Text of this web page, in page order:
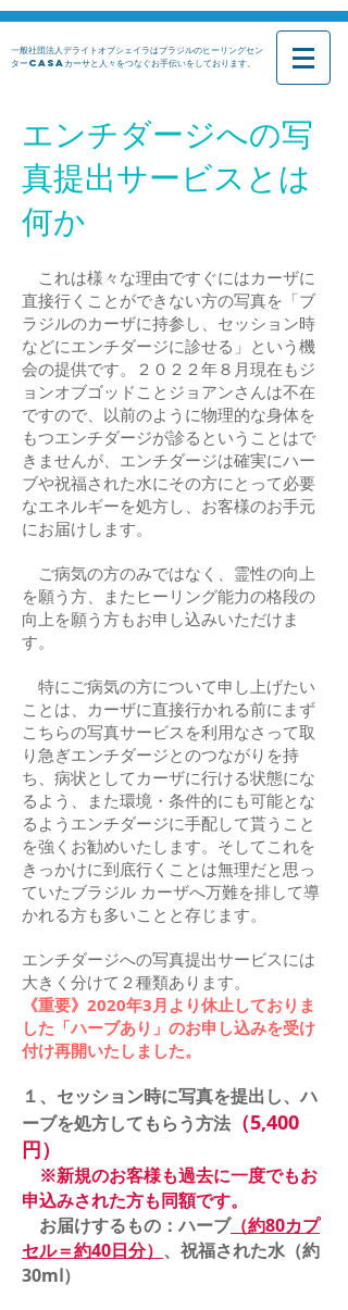
一般社団法人デライトオブシェイラはブラジルのヒーリングセン
ターCASAカーサと人々をつなぐお手伝いをしております。​
エンチダージへの写
真提出サービスとは
何か
これは様々な理由ですぐにはカーザに
直接行くことができない方の写真を「ブ
ラジルのカーザに持参し、セッション時
などにエンチダージに診せる」という機
会の提供です。２０２２年８月現在もジ
ョンオブゴッドことジョアンさんは不在
ですので、以前のように物理的な身体を
もつエンチダージが診るということはで
きませんが、エンチダージは確実にハー
ブや祝福された水にその方にとって必要
なエネルギーを処方し、お客様のお手元
にお届けします。
ご病気の方のみではなく、霊性の向上
を願う方、またヒーリング能力の格段の
向上を願う方もお申し込みいただけま
す。
特にご病気の方について申し上げたい
ことは、カーザに直接行かれる前にまず
こちらの写真サービスを利用なさって取
り急ぎエンチダージとのつながりを持
ち、病状としてカーザに行ける状態にな
るよう、また環境・条件的にも可能とな
るようエンチダージに手配して貰うこと
を強くお勧めいたします。そしてこれを
きっかけに到底行くことは無理だと思っ
ていたブラジル カーザへ万難を排して導
かれる方も多いことと存じます。
エンチダージへの写真提出サービスには
大きく分けて２種類あります。
《重要》2020年3月より休止しておりま
した「ハーブあり」のお申し込みを受け
付け再開いたしました。
１、 セッション時に写真を提出し、ハ
ーブを処方してもらう方法 （5,400
円）
※新規のお客様も過去に一度でもお
申込みされた方も同額です。
お届けするもの：ハーブ（約80カプ
セル＝約40日分） 、祝福された水（約
30mⅼ）